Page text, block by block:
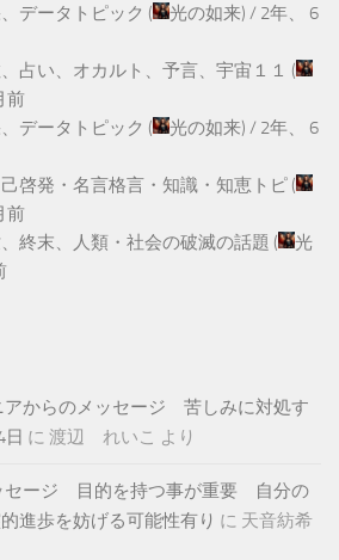
データトピック ( 光の如来) / 2年、 6
占い、オカルト、予言、宇宙１１ (
前
データトピック ( 光の如来) / 2年、 6
啓発・名言格言・知識・知恵トピ (
前
終末、人類・社会の破滅の話題 (
光
アからのメッセージ 苦しみに対処す
に 渡辺 れいこ より
セージ 目的を持つ事が重要 自分の
進歩を妨げる可能性有り に 天音紡希